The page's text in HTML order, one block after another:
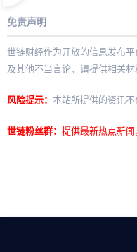
免责声明
世链财经作为开放的信息发布
及其他不当言论，请提供相关材
风险提示： 本站所提供的资讯
世链粉丝群： 提供最新热点新闻